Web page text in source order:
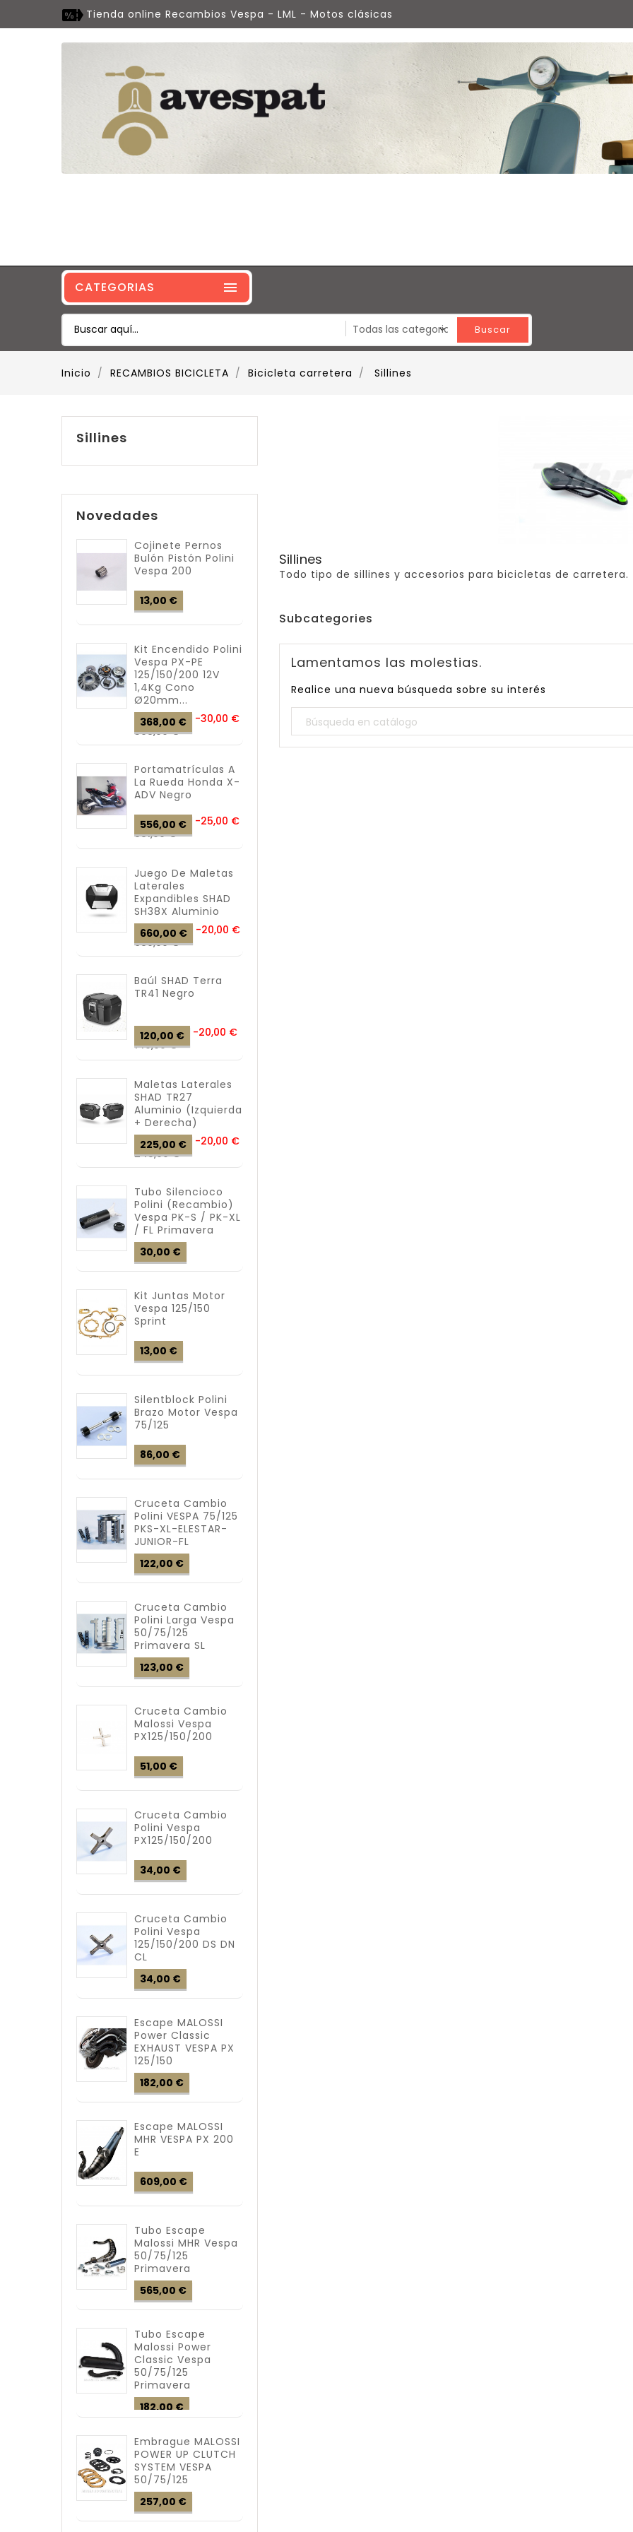
Tienda online Recambios Vespa - LML - Motos clásicas
CATEGORIAS 
Buscar
Inicio RECAMBIOS BICICLETA Bicicleta carretera Sillines
Sillines
Novedades
Cojinete Pernos
Bulón Pistón Polini
Vespa 200
13,00 €
Kit Encendido Polini
Vespa PX-PE
125/150/200 12V
1,4Kg Cono
Ø20mm...
368,00 €
Precio
-30,00 €
398,00 €Precio
Portamatrículas A
La Rueda Honda X-
ADV Negro
556,00 €
Precio
-25,00 €
581,00 €Precio
Juego De Maletas
Laterales
Expandibles SHAD
SH38X Aluminio
660,00 €
Precio
-20,00 €
680,00 €Precio
Baúl SHAD Terra
TR41 Negro
120,00 €
Precio
-20,00 €
140,00 €Precio
Maletas Laterales
SHAD TR27
Aluminio (izquierda
+ Derecha)
225,00 €
Precio
-20,00 €
245,00 €Precio
Tubo Silencioco
Polini (recambio)
Vespa PK-S / PK-XL
/ FL Primavera
30,00 €
Kit Juntas Motor
Vespa 125/150
Sprint
13,00 €
Silentblock Polini
Brazo Motor Vespa
75/125
86,00 €
Cruceta Cambio
Polini VESPA 75/125
PKS-XL-ELESTAR-
JUNIOR-FL
122,00 €
Cruceta Cambio
Polini Larga Vespa
50/75/125
Primavera SL
123,00 €
Cruceta Cambio
Malossi Vespa
PX125/150/200
51,00 €
Cruceta Cambio
Polini Vespa
PX125/150/200
34,00 €
Cruceta Cambio
Polini Vespa
125/150/200 DS DN
CL
34,00 €
Escape MALOSSI
Power Classic
EXHAUST VESPA PX
125/150
182,00 €
Escape MALOSSI
MHR VESPA PX 200
E
609,00 €
Tubo Escape
Malossi MHR Vespa
50/75/125
Primavera
565,00 €
Tubo Escape
Malossi Power
Classic Vespa
50/75/125
Primavera
182,00 €
Embrague MALOSSI
POWER UP CLUTCH
SYSTEM VESPA
50/75/125
257,00 €
Sillines
Todo tipo de sillines y accesorios para bicicletas de carretera.
Subcategories
Lamentamos las molestias.
Realice una nueva búsqueda sobre su interés